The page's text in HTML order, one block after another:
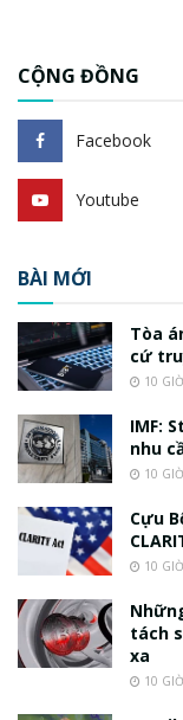
CỘNG ĐỒNG
Facebook
Youtube
BÀI MỚI
Tòa
cứ
10
IMF:
nhu
10
Cựu
10
tách
xa
10